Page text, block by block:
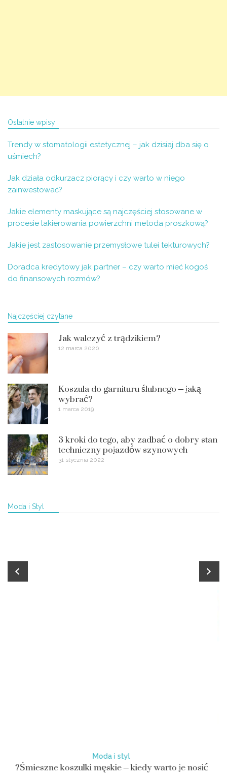
Ostatnie wpisy
Trendy w stomatologii estetycznej – jak dzisiaj dba się o
uśmiech?
Jak działa odkurzacz piorący i czy warto w niego
zainwestować?
Jakie elementy maskujące są najczęściej stosowane w
procesie lakierowania powierzchni metoda proszkową?
Jakie jest zastosowanie przemysłowe tulei tekturowych?
Doradca kredytowy jak partner – czy warto mieć kogoś
do finansowych rozmów?
Najczęściej czytane
Jak walczyć z trądzikiem?
12 marca 2020
Koszula do garnituru ślubnego – jaką
wybrać?
1 marca 2019
3 kroki do tego, aby zadbać o dobry stan
techniczny pojazdów szynowych
31 stycznia 2022
Moda i Styl
Moda i styl
Śmieszne koszulki męskie – kiedy warto je nosić?